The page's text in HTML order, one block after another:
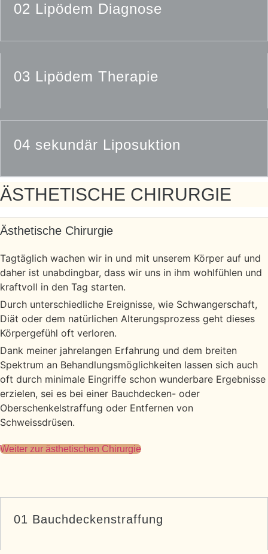
02 Lipödem Diagnose
03 Lipödem Therapie
04 sekundär Liposuktion
ÄSTHETISCHE CHIRURGIE
Ästhetische Chirurgie
Tagtäglich wachen wir in und mit unserem Körper auf und
daher ist unabdingbar, dass wir uns in ihm wohlfühlen und
kraftvoll in den Tag starten.
Durch unterschiedliche Ereignisse, wie Schwangerschaft,
Diät oder dem natürlichen Alterungsprozess geht dieses
Körpergefühl oft verloren.
Dank meiner jahrelangen Erfahrung und dem breiten
Spektrum an Behandlungsmöglichkeiten lassen sich auch
oft durch minimale Eingriffe schon wunderbare Ergebnisse
erzielen, sei es bei einer Bauchdecken- oder
Oberschenkelstraffung oder Entfernen von
Schweissdrüsen.
Weiter zur ästhetischen Chirurgie
01 Bauchdeckenstraffung